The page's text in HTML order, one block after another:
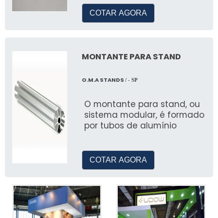
de Ferro
de que todas as hastes estejam firmemente
Passo a Passo para Fechar uma
Tenda Barraca Infantil
Fechar uma tenda barraca infantil, como a
cuidadosamente o tecido e guardar as hastes
na mochila fornecida.
Desmontagem Fácil de Barracas
Para desmontar, comece removendo as
COTAR AGORA
MONTANTE PARA STAND
O.M.A STANDS / - SP
O montante para stand, ou
sistema modular, é formado
por tubos de alumínio
COTAR AGORA